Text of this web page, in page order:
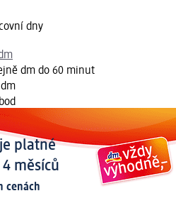
dny
dm do 60 minut
platné
měsíců
cenách